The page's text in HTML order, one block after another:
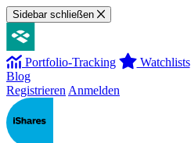
Sidebar schließen
Portfolio-Tracking Watchlists
Blog
Registrieren Anmelden